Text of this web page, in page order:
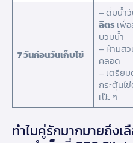
7 วันก่อนวันเก็บไข่
– ดื่มน้ำวั
ลิตร เพื่
บวมน้ำ
– ห้ามส
คลอด
– เตรีย
กระตุ้นไ
เป๊ะ ๆ
ทำไมคู่รักมากมายถึง